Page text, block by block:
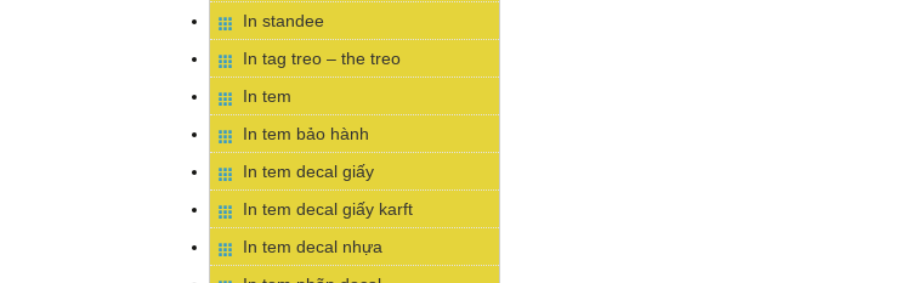
In standee
In tag treo – the treo
In tem
In tem bảo hành
In tem decal giấy
In tem decal giấy karft
In tem decal nhựa